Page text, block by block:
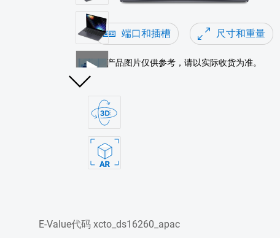
端口和插槽 尺寸和重量
产品图片仅供参考，请以实际收货为准。
E-Value代码 xcto_ds16260_apac